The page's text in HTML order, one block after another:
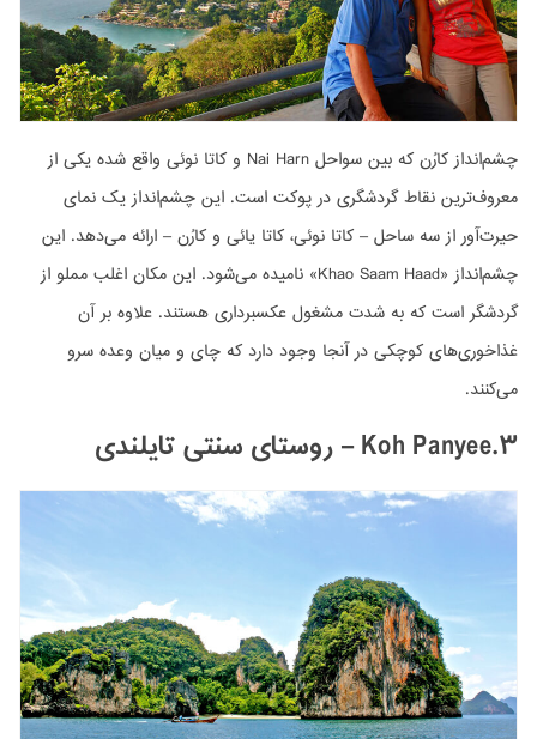
چشم‌انداز کارُن که بین سواحل Nai Harn و کاتا نوئی واقع شده یکی از
معروف‌ترین نقاط گردشگری در پوکت است. این چشم‌انداز یک نمای
حیرت‌آور از سه ساحل – کاتا نوئی، کاتا یائی و کارُن – ارائه می‌دهد. این
چشم‌انداز «Khao Saam Haad» نامیده می‌شود. این مکان اغلب مملو از
گردشگر است که به شدت مشغول عکسبرداری هستند. علاوه بر آن
غذاخوری‌های کوچکی در آنجا وجود دارد که چای و میان وعده سرو
می‌کنند.
۳.Koh Panyee – روستای سنتی تایلندی